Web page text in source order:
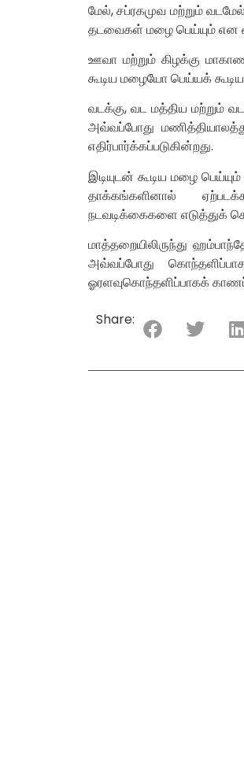
மேல், சப்ரகமுவ மற்றும்
தடவைகள் மழை பெய்யும் என
ஊவா மற்றும் கிழக்கு
கூடிய மழையோ பெய்யக்
வடக்கு, வட மத்திய மற்றும்
அவ்வப்போது
எதிர்பார்க்கப்படுகின்றது.
இடியுடன் கூடிய மழை
தாக்கங்களினால்
நடவடிக்கைகளை எடுத்துக்
மாத்தறையிலிருந்து
அவ்வப்போது
ஓரளவுகொந்தளிப்பாகக்
Share: